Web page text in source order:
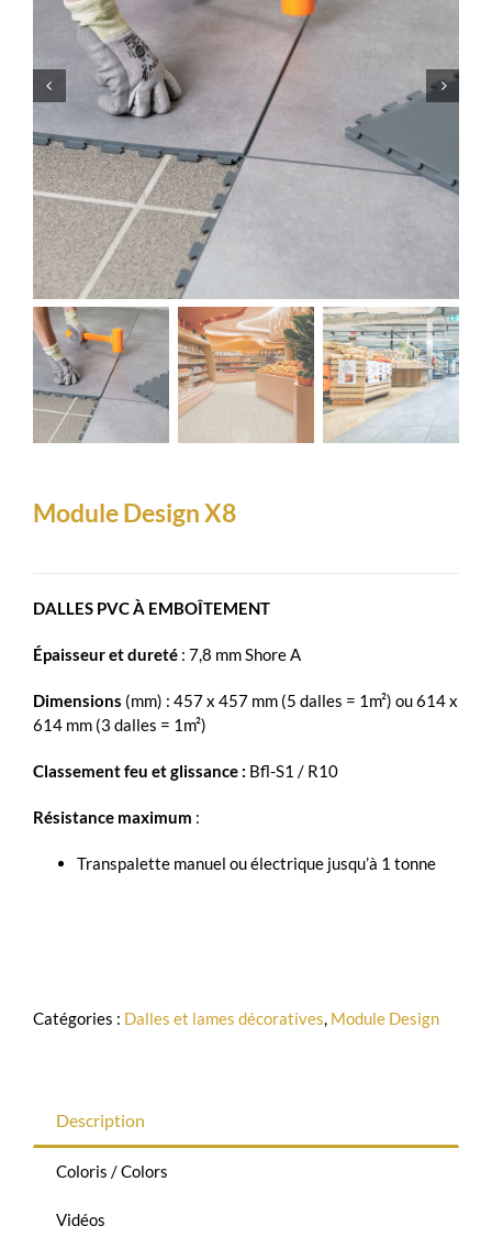
Module Design X8
DALLES PVC À EMBOÎTEMENT
Épaisseur et dureté : 7,8 mm Shore A
Dimensions (mm) : 457 x 457 mm (5 dalles = 1m²) ou 614 x
614 mm (3 dalles = 1m²)
Classement feu et glissance : Bfl-S1 / R10
Résistance maximum :
Transpalette manuel ou électrique jusqu’à 1 tonne
Catégories : Dalles et lames décoratives, Module Design
Description
Coloris / Colors
Vidéos